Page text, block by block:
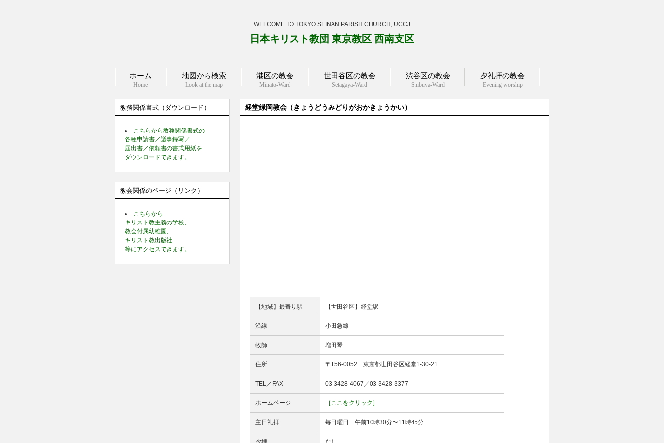
WELCOME TO TOKYO SEINAN PARISH CHURCH, UCCJ
日本キリスト教団 東京教区 西南支区
ホーム
Home
地図から検索
Look at the map
港区の教会
Minato-Ward
世田谷区の教会
Setagaya-Ward
渋谷区の教会
Shibuya-Ward
夕礼拝の教会
Evening worship
経堂緑岡教会（きょうどうみどりがおかきょうかい）
【地域】最寄り駅 【世田谷区】経堂駅
沿線 小田急線
牧師 増田琴
住所 〒156-0052 東京都世田谷区経堂1-30-21
TEL／FAX 03-3428-4067／03-3428-3377
ホームページ ［ここをクリック］
主日礼拝 毎日曜日 午前10時30分〜11時45分
夕拝 なし
教務関係書式（ダウンロード）
こちらから教務関係書式の
各種申請書／議事録写／
届出書／依頼書の書式用紙を
ダウンロードできます。
教会関係のページ（リンク）
こちらから
キリスト教主義の学校、
教会付属幼稚園、
キリスト教出版社
等にアクセスできます。